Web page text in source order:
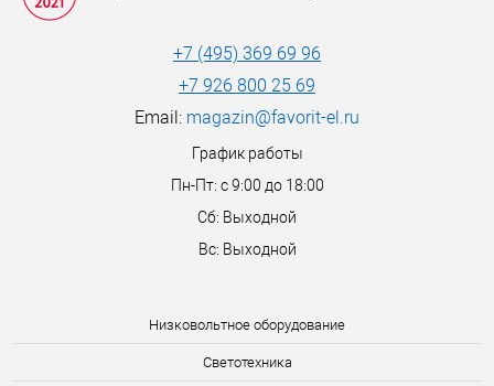
Низковольтное оборудование
Светотехника
+7 (495) 369 69 96
+7 926 800 25 69
Email: magazin@favorit-el.ru
График работы
Пн-Пт: с 9:00 до 18:00
Сб: Выходной
Вс: Выходной